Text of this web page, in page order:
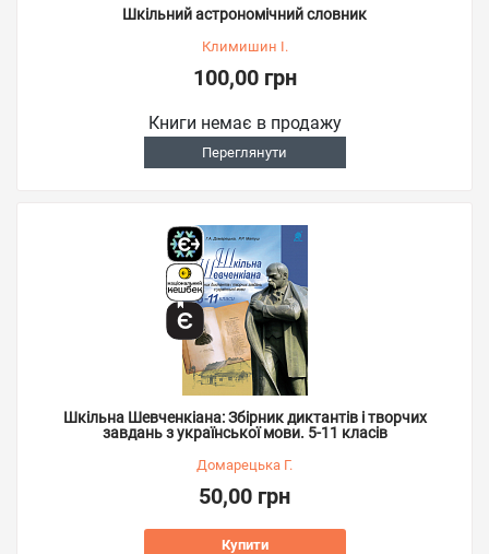
Шкільний астрономічний словник
Климишин І.
100,00 грн
Книги немає в продажу
Переглянути
Шкільна Шевченкіана: Збірник диктантів і творчих
завдань з української мови. 5-11 класів
Домарецька Г.
50,00 грн
Купити